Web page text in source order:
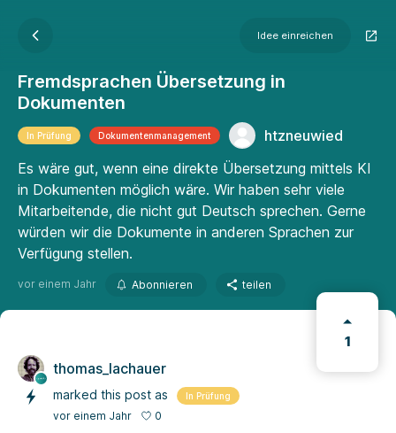
Idee einreichen
Fremdsprachen Übersetzung in
Dokumenten
In Prüfung Dokumenten­manage­ment
htzneuwied
Es wäre gut, wenn eine direkte Übersetzung mittels KI
in Dokumenten möglich wäre. Wir haben sehr viele
Mitarbeitende, die nicht gut Deutsch sprechen. Gerne
würden wir die Dokumente in anderen Sprachen zur
Verfügung stellen.
vor einem Jahr Abonnieren teilen
1
thomas_lachauer
marked this post as In Prüfung
vor einem Jahr 0